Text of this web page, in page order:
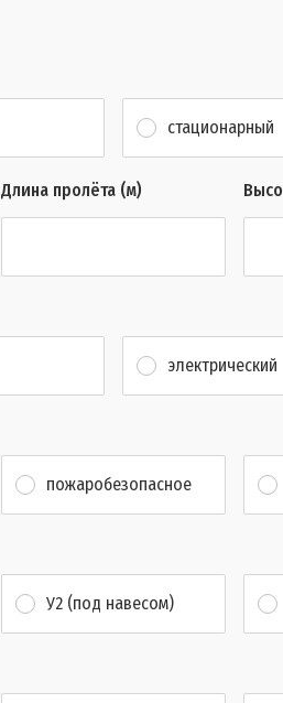
стационарный
Длина пролёта (м)
электрический
пожаробезопасное
У2 (под навесом)